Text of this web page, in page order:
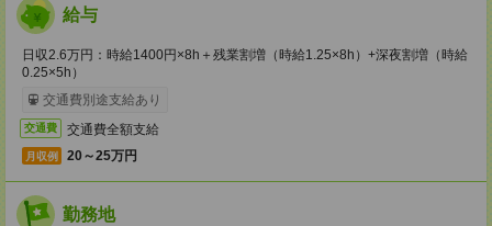
給与
日収2.6万円：時給1400円×8h＋残業割増（時給1.25×8h）+深夜割増（時給
0.25×5h）
交通費別途支給あり
交通費 交通費全額支給
月収例 20～25万円
勤務地